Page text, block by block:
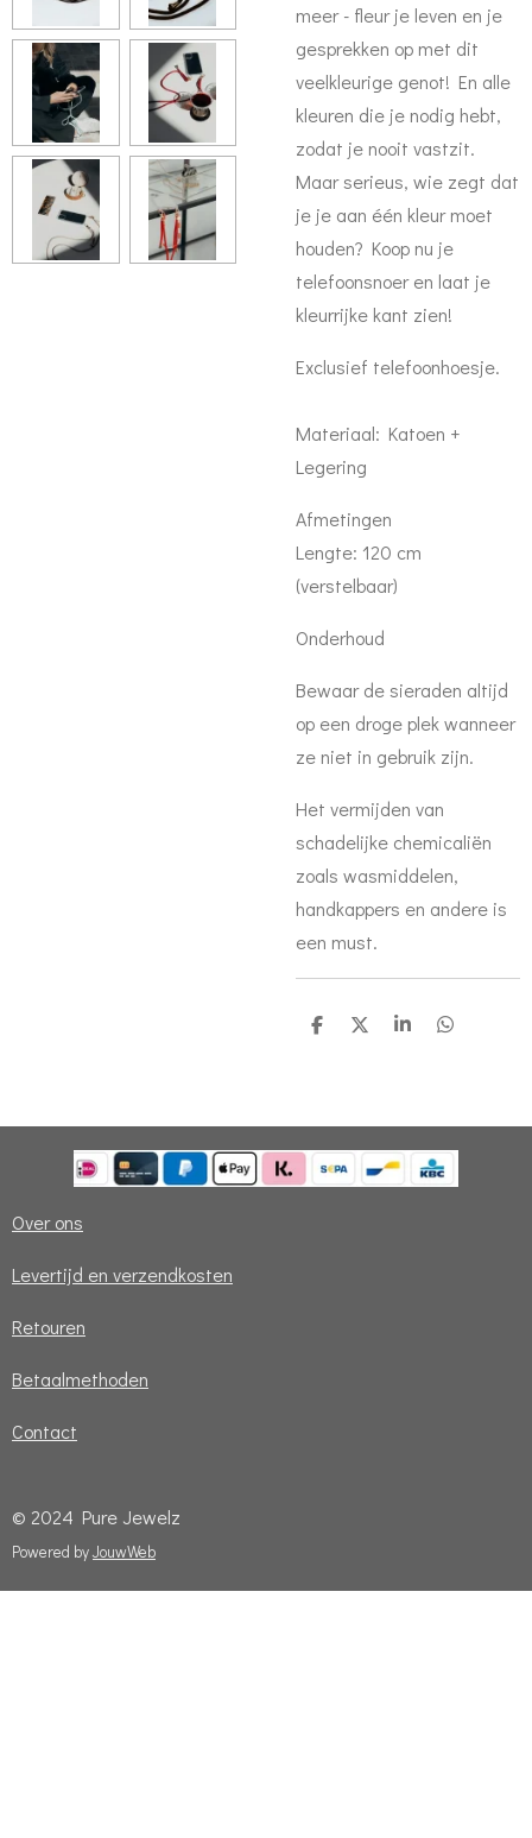
meer - fleur je leven en je
gesprekken op met dit
veelkleurige genot! En alle
kleuren die je nodig hebt,
zodat je nooit vastzit.
Maar serieus, wie zegt dat
je je aan één kleur moet
houden? Koop nu je
telefoonsnoer en laat je
kleurrijke kant zien!
Exclusief telefoonhoesje.
Materiaal: Katoen +
Legering
Afmetingen
Lengte: 120 cm
(verstelbaar)
Onderhoud
Bewaar de sieraden altijd
op een droge plek wanneer
ze niet in gebruik zijn.
Het vermijden van
schadelijke chemicaliën
zoals wasmiddelen,
handkappers en andere is
een must.
D
D
S
D
Over ons
Levertijd en verzendkosten
Retouren
Betaalmethoden
Contact
© 2024 Pure Jewelz
Powered byJouwWeb